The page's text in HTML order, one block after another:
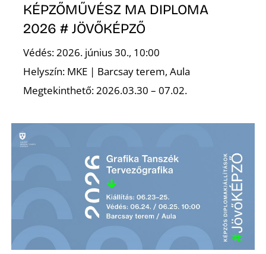
KÉPZŐMŰVÉSZ MA DIPLOMA
2026 # JÖVŐKÉPZŐ
Védés: 2026. június 30., 10:00
Helyszín: MKE | Barcsay terem, Aula
Megtekinthető: 2026.03.30 – 07.02.